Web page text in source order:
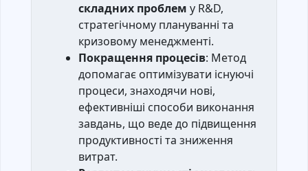
складних проблем у R&D,
стратегічному плануванні та
кризовому менеджменті.
Покращення процесів: Метод
допомагає оптимізувати існуючі
процеси, знаходячи нові,
ефективніші способи виконання
завдань, що веде до підвищення
продуктивності та зниження
витрат.